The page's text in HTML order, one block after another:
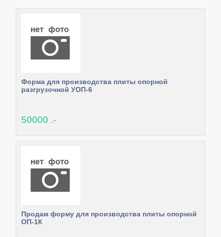
Форма для производства плиты опорной
разгрузочной УОП-6
50000 .-
Продам форму для производства плиты опорной
ОП-1К